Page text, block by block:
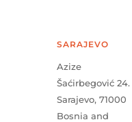
SARAJEVO
Azize
Šaćirbegović 24.
Sarajevo, 71000
Bosnia and